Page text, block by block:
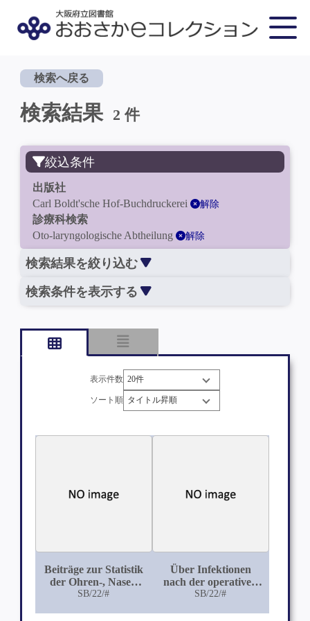
検索へ戻る
検索結果 2 件
絞込条件
出版社
Carl Boldt'sche Hof-Buchdruckerei
解除
診療科検索
Oto-laryngologische Abtheilung
解除
検索結果を絞り込む
検索条件を表示する
表示件数
ソート順
Beiträge zur Statistik
der Ohren-, Nasen
und
SB/22/#
Über Infektionen
nach der operativen
Entfernung
SB/22/#